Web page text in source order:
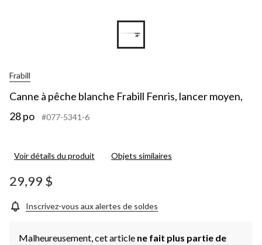
Frabill
Canne à pêche blanche Frabill Fenris, lancer moyen,
28 po
#077-5341-6
Voir détails du produit Objets similaires
29,99 $
Inscrivez-vous aux alertes de soldes
Malheureusement, cet article ne fait plus partie de